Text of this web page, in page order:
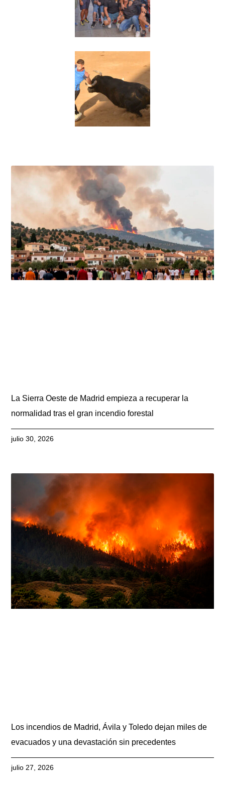
La Sierra Oeste de Madrid empieza a recuperar la
normalidad tras el gran incendio forestal
julio 30, 2026
Los incendios de Madrid, Ávila y Toledo dejan miles de
evacuados y una devastación sin precedentes
julio 27, 2026